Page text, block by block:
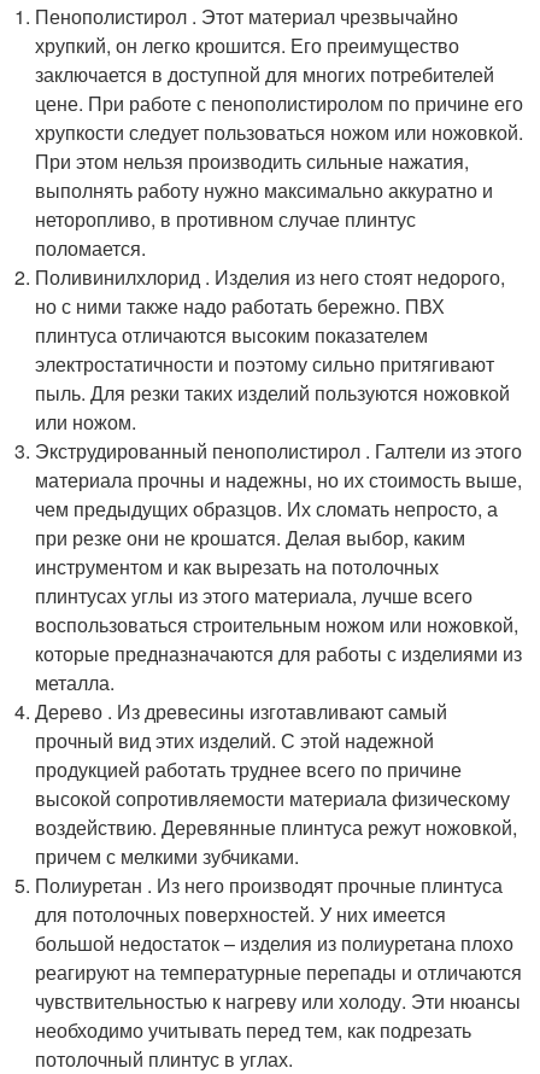
Пенополистирол . Этот материал чрезвычайно
хрупкий, он легко крошится. Его преимущество
заключается в доступной для многих потребителей
цене. При работе с пенополистиролом по причине его
хрупкости следует пользоваться ножом или ножовкой.
При этом нельзя производить сильные нажатия,
выполнять работу нужно максимально аккуратно и
неторопливо, в противном случае плинтус
поломается.
Поливинилхлорид . Изделия из него стоят недорого,
но с ними также надо работать бережно. ПВХ
плинтуса отличаются высоким показателем
электростатичности и поэтому сильно притягивают
пыль. Для резки таких изделий пользуются ножовкой
или ножом.
Экструдированный пенополистирол . Галтели из этого
материала прочны и надежны, но их стоимость выше,
чем предыдущих образцов. Их сломать непросто, а
при резке они не крошатся. Делая выбор, каким
инструментом и как вырезать на потолочных
плинтусах углы из этого материала, лучше всего
воспользоваться строительным ножом или ножовкой,
которые предназначаются для работы с изделиями из
металла.
Дерево . Из древесины изготавливают самый
прочный вид этих изделий. С этой надежной
продукцией работать труднее всего по причине
высокой сопротивляемости материала физическому
воздействию. Деревянные плинтуса режут ножовкой,
причем с мелкими зубчиками.
Полиуретан . Из него производят прочные плинтуса
для потолочных поверхностей. У них имеется
большой недостаток – изделия из полиуретана плохо
реагируют на температурные перепады и отличаются
чувствительностью к нагреву или холоду. Эти нюансы
необходимо учитывать перед тем, как подрезать
потолочный плинтус в углах.